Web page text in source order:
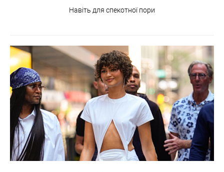
Навіть для спекотної пори